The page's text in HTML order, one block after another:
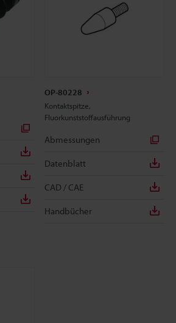
OP-80228
Kontaktspitze,
Fluorkunststoffausführung
Abmessungen
Datenblatt
CAD / CAE
Handbücher